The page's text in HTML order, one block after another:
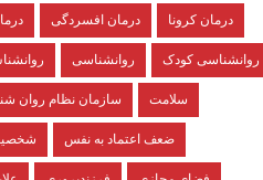
درمان افسردگی درمان کرونا
روانشناسی روانشناسی کودک
سازمان نظام روان سلامت
ضعف اعتماد به نفس